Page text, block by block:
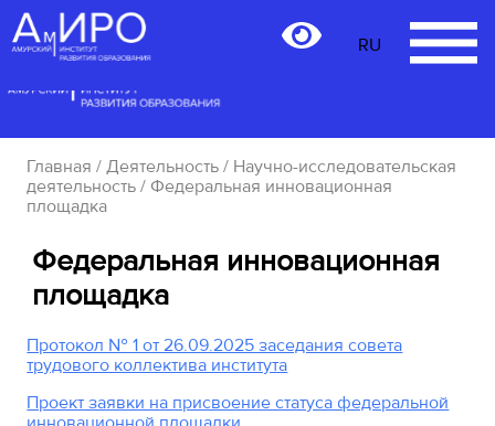
RU
Главная /Деятельность / Научно-исследовательская
деятельность / Федеральная инновационная
площадка
Федеральная инновационная
площадка
Протокол № 1 от 26.09.2025 заседания совета
трудового коллектива института
Проект заявки на присвоение статуса федеральной